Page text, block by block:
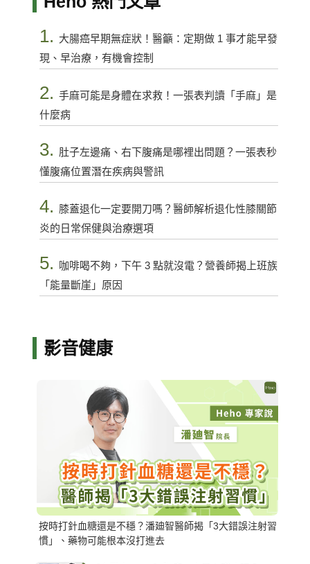
1. 大腸癌早期無症狀！醫籲：定期做 1 事才能早發
現、早治療，有機會控制
2. 手麻可能是身體在求救！一張表判讀「手麻」是
什麼病
3. 肚子左邊痛、右下腹痛是哪裡出問題？一張表秒
懂腹痛位置潛在疾病與警訊
4. 膝蓋退化一定要開刀嗎？醫師解析退化性膝關節
炎的日常保健與治療選項
5.
咖啡喝不夠，下午 3 點就沒電？營養師揭上班族
「能量斷崖」原因
影音健康
按時打針血糖還是不穩？潘廸智醫師揭「3大錯誤注射習
慣」、藥物可能根本沒打進去